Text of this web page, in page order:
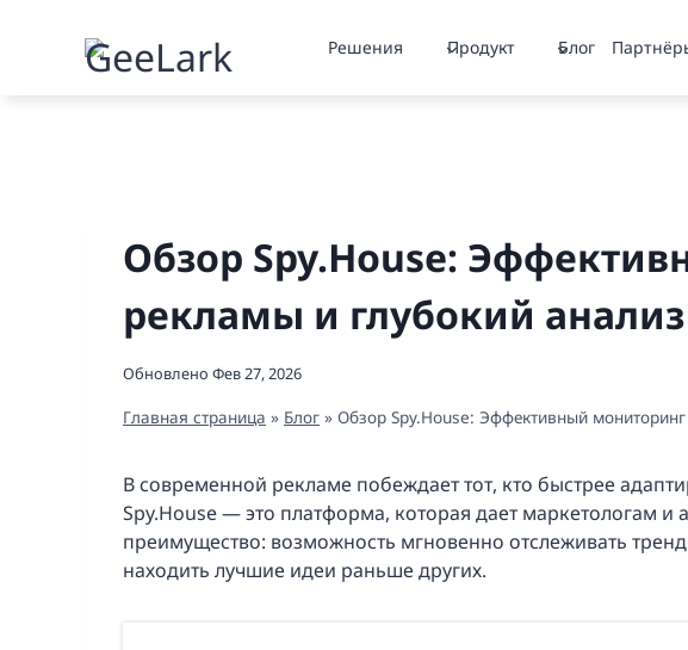
содержимому
Решения Продукт Блог
Обзор Spy.House:
рекламы и глубокий
Обновлено Фев 27, 2026
Главная страница » Блог » Обзор Spy.House: Эффективный
В современной рекламе побеждает тот, кто быстрее
Spy.House — это платформа, которая дает маркетологам
преимущество: возможность мгновенно отслеживать
находить лучшие идеи раньше других.